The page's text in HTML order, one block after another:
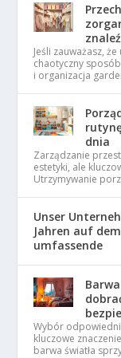
Jeśli zauważasz,
chaotyczny
i organizacja
dnia
Zarządzanie
estetyki, ale
Utrzymywanie
Unser
Jahren auf
umfassende
Wybór
kluczowe
barwa światła